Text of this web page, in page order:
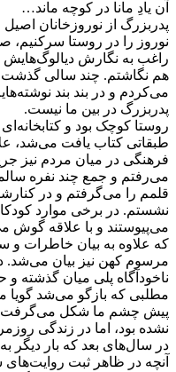
آن یادِ مانا در کوچه ماند…
پدربزرگ از نوروزخانان
نوروز را در روستا
راغب به نگارش دیالوگ‌هایش
هم نگاشتم. چند سالی
می‌کردم و در بند بند
پدربزرگ در بین ما نیست.
روستا کوچک بود و
طبقاتی کتاب یافت می‌شد،
فرهنگی در میان مردم نیز
می‌رفتم و جمع چند نفره
قلمم را می‌گرفتم و در
نشستم. در برخی موارد
می‌پیوستند و با علاقه گوش
که علاوه به بیان خاطرات و
مرسوم کهن نیز بیان می‌شد.
ناخودآگاه پلی میان
مطلبی که بازگو می‌شد گویا
پیش چشم ما شکل می‌گرفت،
نشده بود، اما در زندگی
در سال‌های بعد که بار دیگر
آنچه در ظاهر ثبت